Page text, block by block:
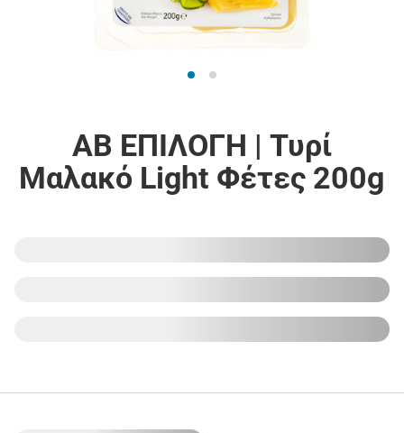
ΑΒ ΕΠΙΛΟΓΗ | Τυρί
Μαλακό Light Φέτες 200g